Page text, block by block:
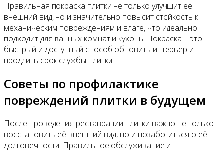
Правильная покраска плитки не только улучшит её
внешний вид, но и значительно повысит стойкость к
механическим повреждениям и влаге, что идеально
подходит для ванных комнат и кухонь. Покраска – это
быстрый и доступный способ обновить интерьер и
продлить срок службы плитки.
Советы по профилактике
повреждений плитки в будущем
После проведения реставрации плитки важно не только
восстановить её внешний вид, но и позаботиться о её
долговечности. Правильное обслуживание и